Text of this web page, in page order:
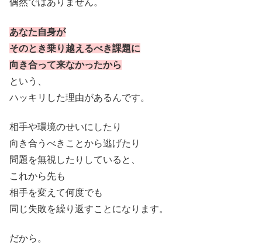
偶然ではありません。
あなた自身が
そのとき乗り越えるべき課題に
向き合って来なかったから
という、
ハッキリした理由があるんです。
相手や環境のせいにしたり
向き合うべきことから逃げたり
問題を無視したりしていると、
これから先も
相手を変えて何度でも
同じ失敗を繰り返すことになります。
だから。